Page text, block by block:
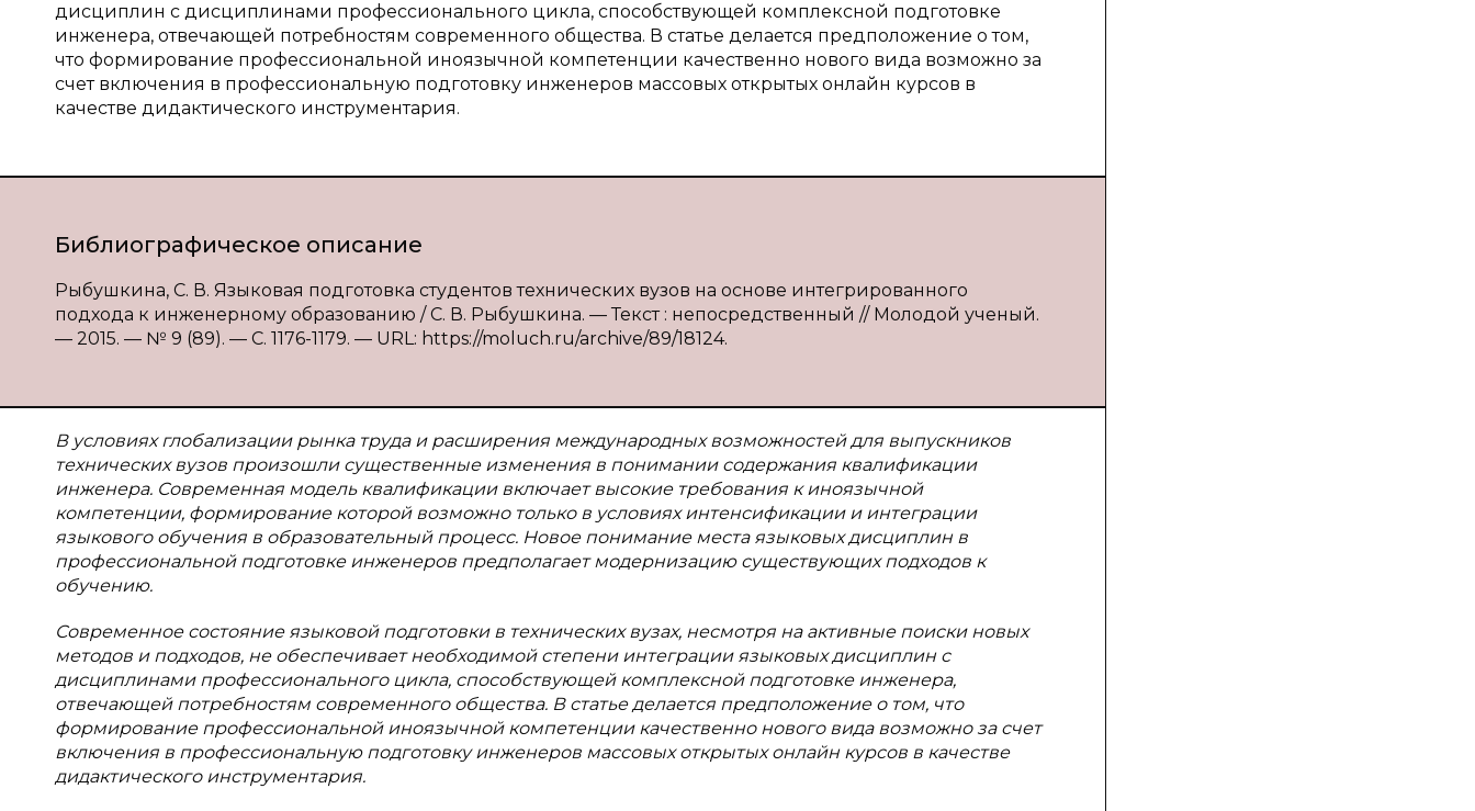
дисциплин с дисциплинами профессионального цикла, способствующей комплексной подготовке
инженера, отвечающей потребностям современного общества. В статье делается предположение о том,
что формирование профессиональной иноязычной компетенции качественно нового вида возможно за
счет включения в профессиональную подготовку инженеров массовых открытых онлайн курсов в
качестве дидактического инструментария.
Библиографическое описание
Рыбушкина, С. В. Языковая подготовка студентов технических вузов на основе интегрированного
подхода к инженерному образованию / С. В. Рыбушкина. — Текст : непосредственный // Молодой ученый.
— 2015. — № 9 (89). — С. 1176-1179. — URL: https://moluch.ru/archive/89/18124.
В условиях глобализации рынка труда и расширения международных возможностей для выпускников
технических вузов произошли существенные изменения в понимании содержания квалификации
инженера. Современная модель квалификации включает высокие требования к иноязычной
компетенции, формирование которой возможно только в условиях интенсификации и интеграции
языкового обучения в образовательный процесс. Новое понимание места языковых дисциплин в
профессиональной подготовке инженеров предполагает модернизацию существующих подходов к
обучению.
Современное состояние языковой подготовки в технических вузах, несмотря на активные поиски новых
методов и подходов, не обеспечивает необходимой степени интеграции языковых дисциплин с
дисциплинами профессионального цикла, способствующей комплексной подготовке инженера,
отвечающей потребностям современного общества. В статье делается предположение о том, что
формирование профессиональной иноязычной компетенции качественно нового вида возможно за счет
включения в профессиональную подготовку инженеров массовых открытых онлайн курсов в качестве
дидактического инструментария.